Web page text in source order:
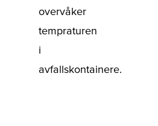
overvåker
tempraturen
i
avfallskontainere.